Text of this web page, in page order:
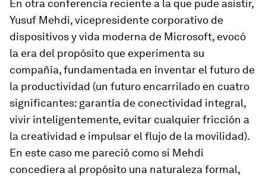
En otra conferencia reciente a la que pude asistir,
Yusuf Mehdi, vicepresidente corporativo de
dispositivos y vida moderna de Microsoft, evocó
la era del propósito que experimenta su
compañía, fundamentada en inventar el futuro de
la productividad (un futuro encarrilado en cuatro
significantes: garantía de conectividad integral,
vivir inteligentemente, evitar cualquier fricción a
la creatividad e impulsar el flujo de la movilidad).
En este caso me pareció como si Mehdi
concediera al propósito una naturaleza formal,